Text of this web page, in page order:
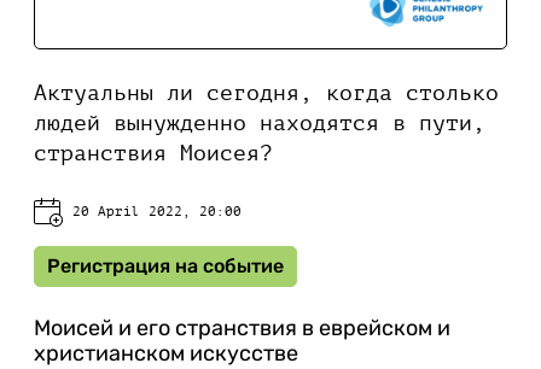
Актуальны ли сегодня, когда столько
людей вынужденно находятся в пути,
странствия Моисея?
20 April 2022, 20:00
Регистрация на событие
Моисей и его странствия в еврейском и
христианском искусстве